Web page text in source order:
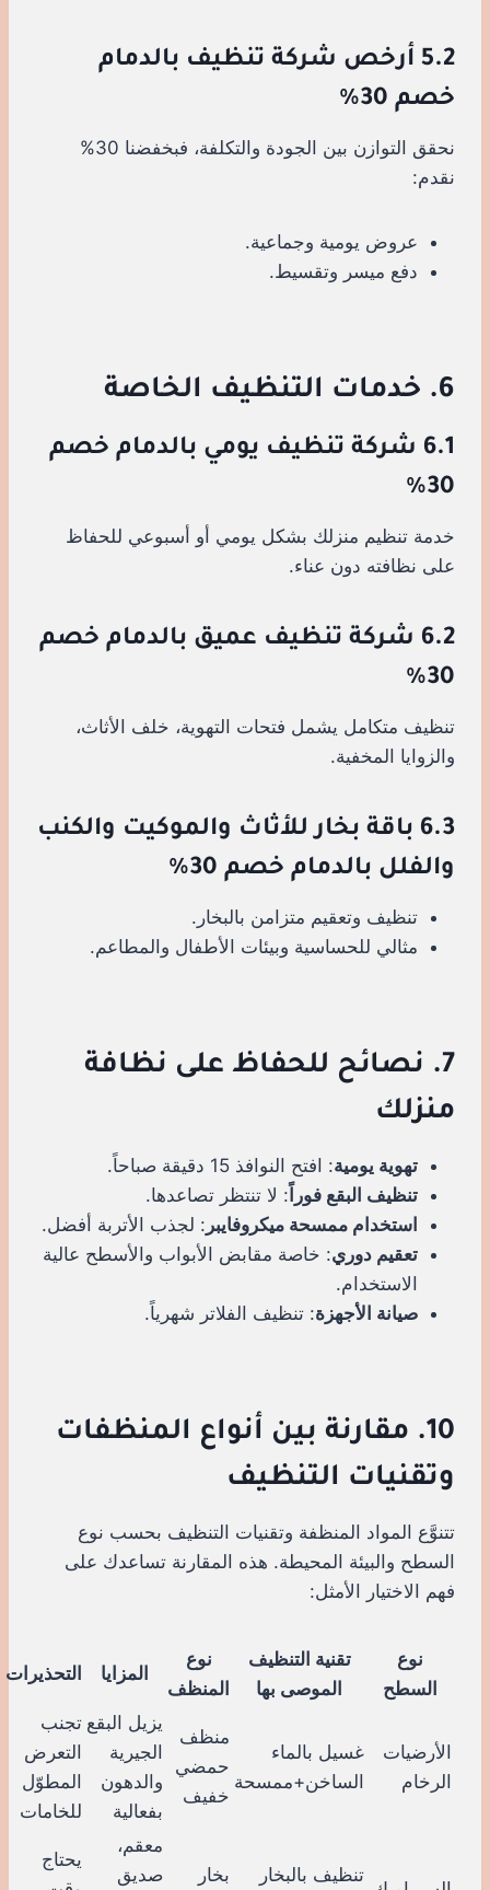
5.2 أرخص شركة تنظيف بالدمام
خصم 30%
نحقق التوازن بين الجودة والتكلفة، فبخفضنا 30%
نقدم:
عروض يومية وجماعية.
دفع ميسر وتقسيط.
6. خدمات التنظيف الخاصة
6.1 شركة تنظيف يومي بالدمام خصم
30%
خدمة تنظيم منزلك بشكل يومي أو أسبوعي للحفاظ
على نظافته دون عناء.
6.2 شركة تنظيف عميق بالدمام خصم
30%
تنظيف متكامل يشمل فتحات التهوية، خلف الأثاث،
والزوايا المخفية.
6.3 باقة بخار للأثاث والموكيت والكنب
والفلل بالدمام خصم 30%
تنظيف وتعقيم متزامن بالبخار.
مثالي للحساسية وبيئات الأطفال والمطاعم.
7. نصائح للحفاظ على نظافة
منزلك
تهوية يومية: افتح النوافذ 15 دقيقة صباحاً.
تنظيف البقع فوراً: لا تنتظر تصاعدها.
استخدام ممسحة ميكروفايبر : لجذب الأتربة أفضل.
تعقيم دوري: خاصة مقابض الأبواب والأسطح عالية
الاستخدام.
صيانة الأجهزة: تنظيف الفلاتر شهرياً.
10. مقارنة بين أنواع المنظفات
وتقنيات التنظيف
تتنوَّع المواد المنظفة وتقنيات التنظيف بحسب نوع
السطح والبيئة المحيطة. هذه المقارنة تساعدك على
فهم الاختيار الأمثل:
نوع
السطح
تقنية التنظيف
الموصى بها
نوع
المنظف
المزايا التحذيرات
الأرضيات
الرخام
غسيل بالماء
الساخن+ممسحة
منظف
حمضي
خفيف
يزيل البقع
الجيرية
والدهون
بفعالية
تجنب
التعرض
المطوّل
للخامات
تنظيف بالبخار بخار
معقم،
صديق
يحتاج